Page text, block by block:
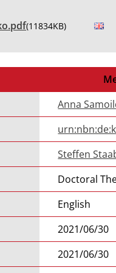
(11834KB)
Anna
Steffen
Doctoral
English
2021/06/30
2021/06/30